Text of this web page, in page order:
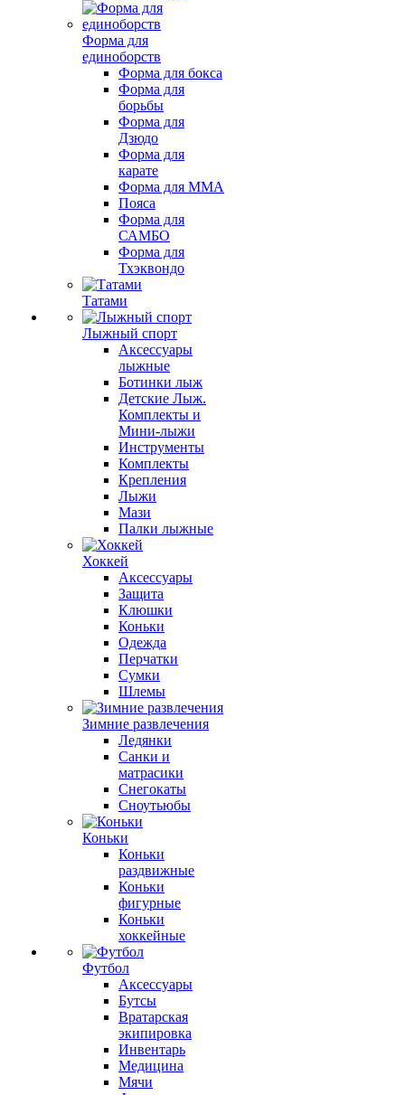
Форма для
единоборств
Форма для бокса
Форма для
борьбы
Форма для
Дзюдо
Форма для
карате
Форма для MMA
Пояса
Форма для
САМБО
Форма для
Тхэквондо
Татами
Лыжный спорт
Аксессуары
лыжные
Ботинки лыж
Детские Лыж.
Комплекты и
Мини-лыжи
Инструменты
Комплекты
Крепления
Лыжи
Мази
Палки лыжные
Хоккей
Аксессуары
Защита
Клюшки
Коньки
Одежда
Перчатки
Сумки
Шлемы
Зимние развлечения
Ледянки
Санки и
матрасики
Снегокаты
Сноутьюбы
Коньки
Коньки
раздвижные
Коньки
фигурные
Коньки
хоккейные
Футбол
Аксессуары
Бутсы
Вратарская
экипировка
Инвентарь
Медицина
Мячи